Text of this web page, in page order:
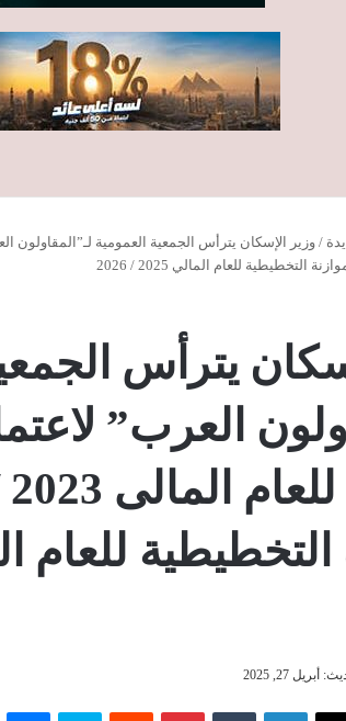
/ وزير الإسكان يترأس الجمعية العمومية لـ”المقاولون
يترأس
العرب”
أبريل 27, 2025
‫X لينكدإن بينتيريست سكايب